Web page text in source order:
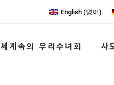
English (영어)
세계속의 우리수녀회 사